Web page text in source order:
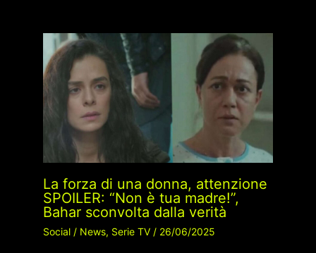
La forza di una donna, attenzione
SPOILER: “Non è tua madre!”,
Bahar sconvolta dalla verità
Social/ News, Serie TV/ 26/06/2025